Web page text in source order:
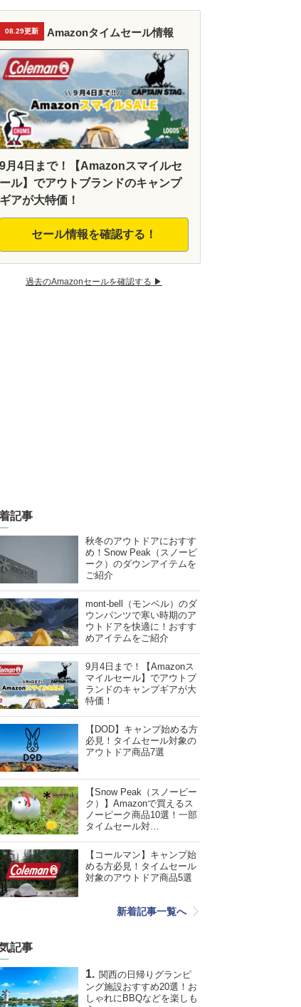
08.29更新 Amazonタイムセール情報
9月4日まで！【Amazonスマイルセ
ール】でアウトブランドのキャンプ
ギアが大特価！
セール情報を確認する！
過去のAmazonセールを確認する ▶︎
記事
秋冬のアウトドアにおすす
め！Snow Peak（スノーピ
ーク）のダウンアイテムを
ご紹介
mont-bell（モンベル）のダ
ウンパンツで寒い時期のア
ウトドアを快適に！おすす
めアイテムをご紹介
9月4日まで！【Amazonス
マイルセール】でアウトブ
ランドのキャンプギアが大
特価！
【DOD】キャンプ始める方
必見！タイムセール対象の
アウトドア商品7選
【Snow Peak（スノーピー
ク）】Amazonで買えるス
ノーピーク商品10選！一部
タイムセール対…
【コールマン】キャンプ始
める方必見！タイムセール
対象のアウトドア商品5選
新着記事一覧へ
記事
関西の日帰りグランピ
ング施設おすすめ20選！お
しゃれにBBQなどを楽しも